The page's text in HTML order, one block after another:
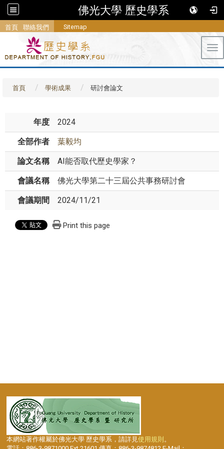
佛光大學 歷史學系
首頁 聯絡我們 Sitemap
首頁 學術成果 研討會論文
年度 2024
全部作者 葉毅均
論文名稱 AI能否取代歷史學家？
會議名稱 佛光大學第二十三屆公共事務研討會
會議期間 2024/11/21
Print this page
本網站著作權屬於佛光大學 歷史學系，請詳見 使用規則 。